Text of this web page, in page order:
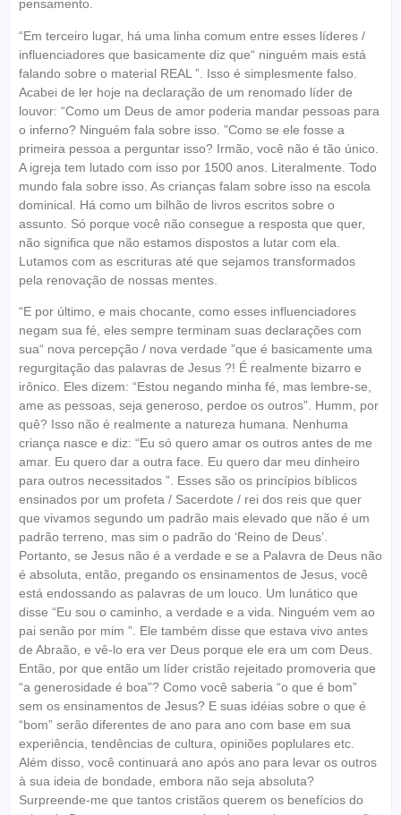
pensamento.
“Em terceiro lugar, há uma linha comum entre esses líderes /
influenciadores que basicamente diz que“ ninguém mais está
falando sobre o material REAL ”. Isso é simplesmente falso.
Acabei de ler hoje na declaração de um renomado líder de
louvor: “Como um Deus de amor poderia mandar pessoas para
o inferno? Ninguém fala sobre isso. ”Como se ele fosse a
primeira pessoa a perguntar isso? Irmão, você não é tão único.
A igreja tem lutado com isso por 1500 anos. Literalmente. Todo
mundo fala sobre isso. As crianças falam sobre isso na escola
dominical. Há como um bilhão de livros escritos sobre o
assunto. Só porque você não consegue a resposta que quer,
não significa que não estamos dispostos a lutar com ela.
Lutamos com as escrituras até que sejamos transformados
pela renovação de nossas mentes.
“E por último, e mais chocante, como esses influenciadores
negam sua fé, eles sempre terminam suas declarações com
sua“ nova percepção / nova verdade ”que é basicamente uma
regurgitação das palavras de Jesus ?! É realmente bizarro e
irônico. Eles dizem: “Estou negando minha fé, mas lembre-se,
ame as pessoas, seja generoso, perdoe os outros”. Humm, por
quê? Isso não é realmente a natureza humana. Nenhuma
criança nasce e diz: “Eu só quero amar os outros antes de me
amar. Eu quero dar a outra face. Eu quero dar meu dinheiro
para outros necessitados ”. Esses são os princípios bíblicos
ensinados por um profeta / Sacerdote / rei dos reis que quer
que vivamos segundo um padrão mais elevado que não é um
padrão terreno, mas sim o padrão do ‘Reino de Deus’.
Portanto, se Jesus não é a verdade e se a Palavra de Deus não
é absoluta, então, pregando os ensinamentos de Jesus, você
está endossando as palavras de um louco. Um lunático que
disse “Eu sou o caminho, a verdade e a vida. Ninguém vem ao
pai senão por mim ”. Ele também disse que estava vivo antes
de Abraão, e vê-lo era ver Deus porque ele era um com Deus.
Então, por que então um líder cristão rejeitado promoveria que
“a generosidade é boa”? Como você saberia “o que é bom”
sem os ensinamentos de Jesus? E suas idéias sobre o que é
“bom” serão diferentes de ano para ano com base em sua
experiência, tendências de cultura, opiniões poplulares etc.
Além disso, você continuará ano após ano para levar os outros
à sua ideia de bondade, embora não seja absoluta?
Surpreende-me que tantos cristãos querem os benefícios do